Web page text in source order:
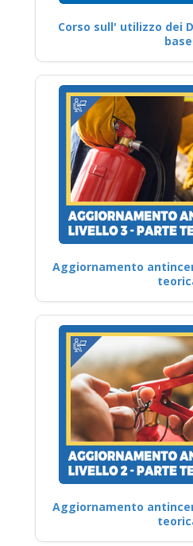
Corso sull' utilizzo dei
base
Aggiornamento
Aggiornamento